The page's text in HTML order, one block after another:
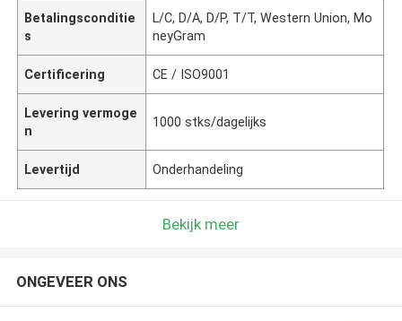
Betalingsconditie
s
L/C, D/A, D/P, T/T, Western Union, Mo
neyGram
Certificering CE / ISO9001
Levering vermoge
n
1000 stks/dagelijks
Levertijd Onderhandeling
Bekijk meer
ONGEVEER ONS